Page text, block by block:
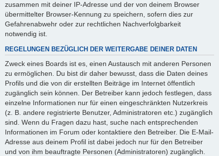
zusammen mit deiner IP-Adresse und der von deinem Browser
übermittelter Browser-Kennung zu speichern, sofern dies zur
Gefahrenabwehr oder zur rechtlichen Nachverfolgbarkeit
notwendig ist.
REGELUNGEN BEZÜGLICH DER WEITERGABE DEINER DATEN
Zweck eines Boards ist es, einen Austausch mit anderen Personen
zu ermöglichen. Du bist dir daher bewusst, dass die Daten deines
Profils und die von dir erstellten Beiträge im Internet öffentlich
zugänglich sein können. Der Betreiber kann jedoch festlegen, dass
einzelne Informationen nur für einen eingeschränkten Nutzerkreis
(z. B. andere registrierte Benutzer, Administratoren etc.) zugänglich
sind. Wenn du Fragen dazu hast, suche nach entsprechenden
Informationen im Forum oder kontaktiere den Betreiber. Die E-Mail-
Adresse aus deinem Profil ist dabei jedoch nur für den Betreiber
und von ihm beauftragte Personen (Administratoren) zugänglich.